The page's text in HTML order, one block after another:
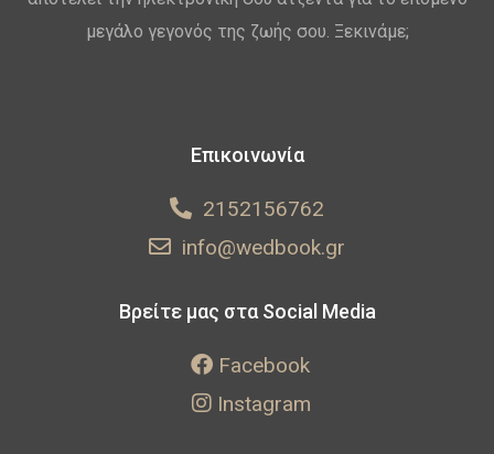
μεγάλο γεγονός της ζωής σου. Ξεκινάμε;
Επικοινωνία
2152156762
info@wedbook.gr
Βρείτε μας στα Social Media
Facebook
Instagram